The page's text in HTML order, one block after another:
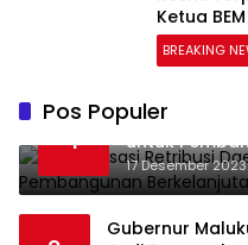
Ketua
Jambi
BREAKING
Pos Populer
1
Optimalisasi
untuk
17 Desember 2023
Gubernur